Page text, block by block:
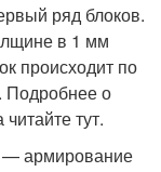
ряд блоков.
в 1 мм
происходит по
Подробнее о
тут.
— армирование